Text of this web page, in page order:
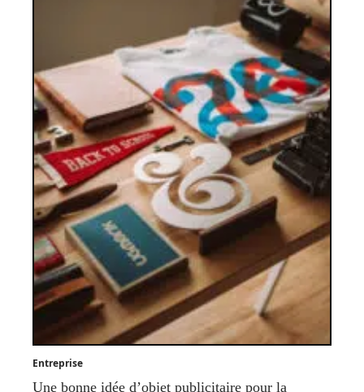
Entreprise
Une bonne idée d’objet publicitaire pour la